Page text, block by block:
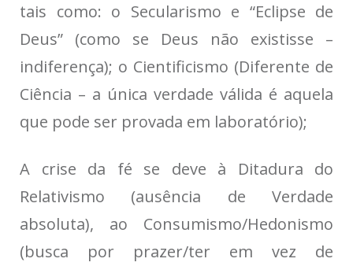
tais como: o Secularismo e “Eclipse de
Deus” (como se Deus não existisse –
indiferença); o Cientificismo (Diferente de
Ciência – a única verdade válida é aquela
que pode ser provada em laboratório);
A crise da fé se deve à Ditadura do
Relativismo (ausência de Verdade
absoluta), ao Consumismo/Hedonismo
(busca por prazer/ter em vez de